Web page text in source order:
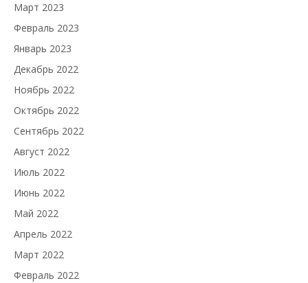
Март 2023
Февраль 2023
Январь 2023
Декабрь 2022
Ноябрь 2022
Октябрь 2022
Сентябрь 2022
Август 2022
Июль 2022
Июнь 2022
Май 2022
Апрель 2022
Март 2022
Февраль 2022